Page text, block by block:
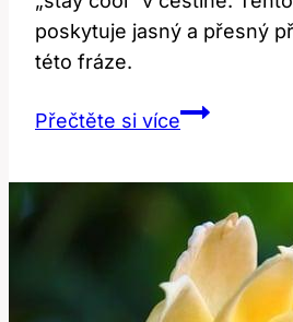
poskytuje jasný a přesný
této fráze.
Přečtěte si víceStay
význam
zůstat
klidný